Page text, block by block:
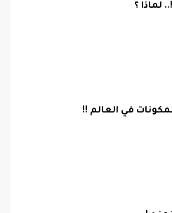
لماذا ؟
في العالم !!